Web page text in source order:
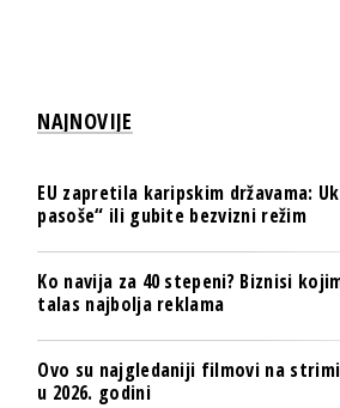
NAJNOVIJE
EU zapretila karipskim državama:
pasoše“ ili gubite bezvizni režim
Ko navija za 40 stepeni? Biznisi
talas najbolja reklama
Ovo su najgledaniji filmovi na
u 2026. godini